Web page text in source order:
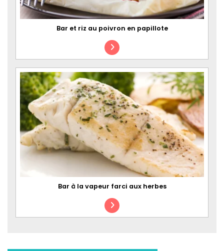
Bar et riz au poivron en papillote
Bar à la vapeur farci aux herbes